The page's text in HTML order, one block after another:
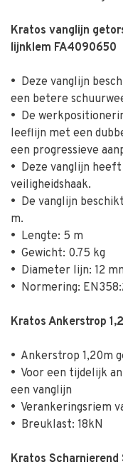
Kratos vanglijn
lijnklem FA4090650
• Deze vanglijn
een betere
• De
leeflijn met een
een progressieve
• Deze vanglijn
veiligheidshaak.
• De vanglijn
m.
• Lengte: 5 m
• Gewicht: 0.75 kg
• Diameter lijn: 12
• Normering:
Kratos Ankerstrop
• Ankerstrop 1,20m
• Voor een tijdelijk
een vanglijn
• Verankeringsriem
• Breuklast: 18kN
Kratos Scharnierend